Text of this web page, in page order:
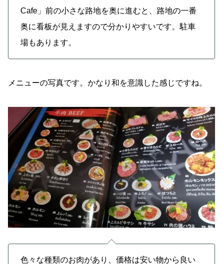
Cafe」前の小さな路地を奥に進むと、路地の一番
奥に看板が見えますので分かりやすいです。駐車
場もあります。
メニューの写真です。かなり和を意識した感じですね。
色々な種類のお肉があり、価格は安い物から良い